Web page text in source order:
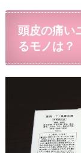
頭皮の痛い
るモノは？